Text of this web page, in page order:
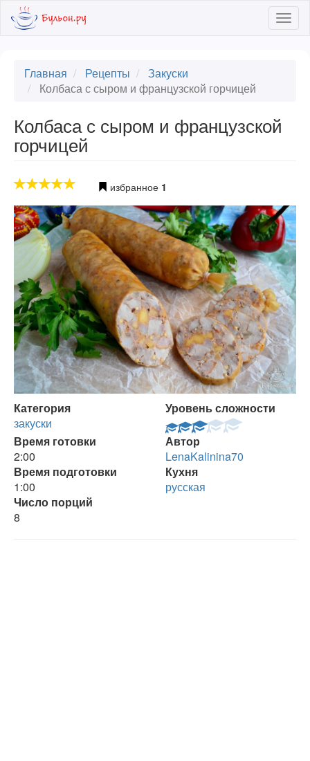
Skip
Главная Рецепты
Закуски
Колбаса с сыром и французской горчицей
Колбаса с сыром и французской
горчицей
избранное 1
Категория
закуски
Уровень сложности
Время готовки
2:00
Автор
LenaKalinina70
Время подготовки
1:00
Кухня
русская
Число порций
8